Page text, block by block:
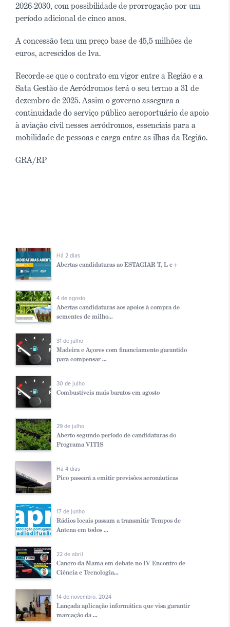
2026-2030, com possibilidade de prorrogação por um
período adicional de cinco anos.
A concessão tem um preço base de 45,5 milhões de
euros, acrescidos de Iva.
Recorde-se que o contrato em vigor entre a Região e a
Sata Gestão de Aeródromos terá o seu termo a 31 de
dezembro de 2025. Assim o governo assegura a
continuidade do serviço público aeroportuário de apoio
à aviação civil nesses aeródromos, essenciais para a
mobilidade de pessoas e carga entre as ilhas da Região.
GRA/RP
Há 2 dias
Abertas candidaturas ao ESTAGIAR T, L e +
4 de agosto
Abertas candidaturas aos apoios à compra de
sementes de milho...
31 de julho
Madeira e Açores com financiamento garantido
para compensar ...
30 de julho
Combustíveis mais baratos em agosto
29 de julho
Aberto segundo período de candidaturas do
Programa VITIS
Há 4 dias
Pico passará a emitir previsões aeronáuticas
17 de junho
Rádios locais passam a transmitir Tempos de
Antena em todos ...
22 de abril
Cancro da Mama em debate no IV Encontro de
Ciência e Tecnologia...
14 de novembro, 2024
Lançada aplicação informática que visa garantir
marcação da ...